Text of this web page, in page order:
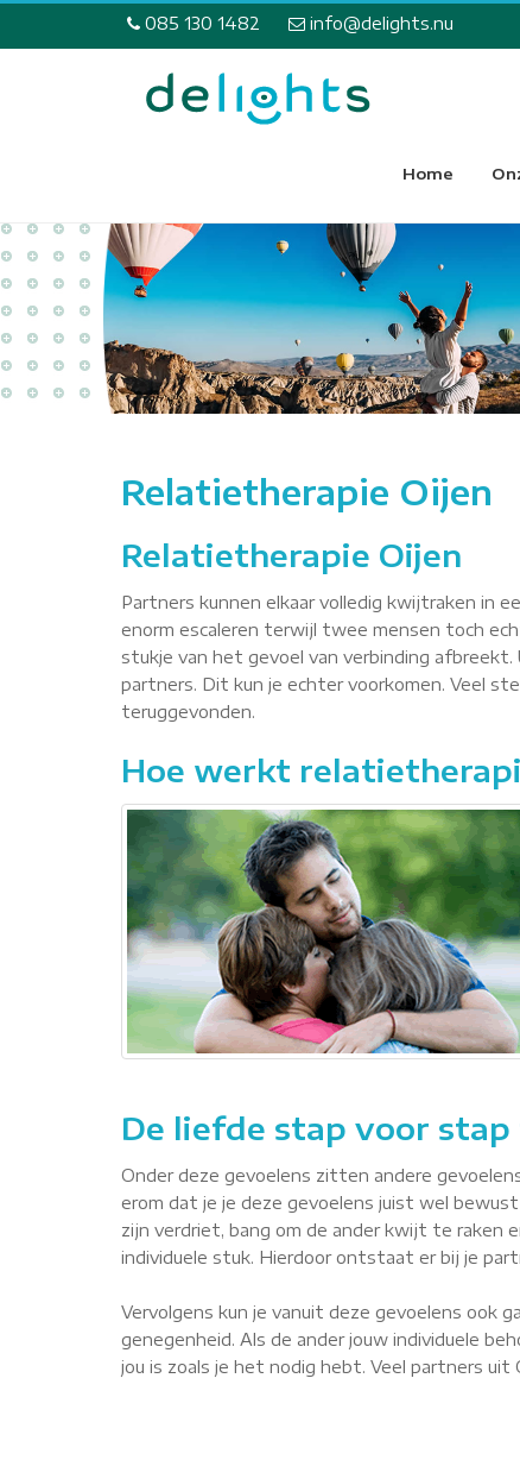
085 130 1482 info@delights.nu
Home
Relatietherapie Oijen
Relatietherapie Oijen
Partners kunnen elkaar volledig kwijtraken in
enorm escaleren terwijl twee mensen toch
stukje van het gevoel van verbinding
partners. Dit kun je echter voorkomen. Veel
teruggevonden.
Hoe werkt
De liefde stap voor
Onder deze gevoelens zitten andere
erom dat je je deze gevoelens juist wel
zijn verdriet, bang om de ander kwijt te raken
individuele stuk. Hierdoor ontstaat er bij je
Vervolgens kun je vanuit deze gevoelens ook
genegenheid. Als de ander jouw individuele
jou is zoals je het nodig hebt. Veel partners